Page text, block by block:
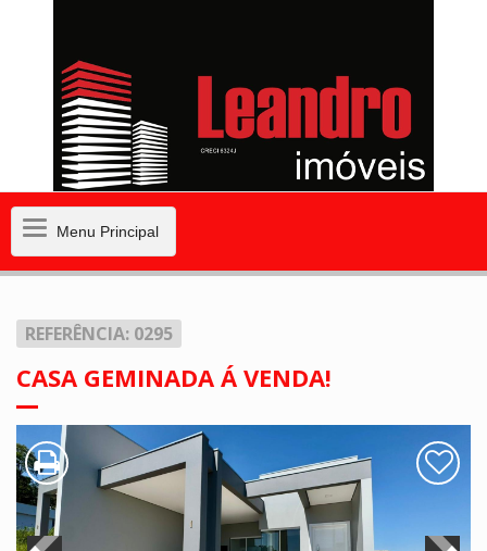
MenuMenu Principal
REFERÊNCIA: 0295
CASA GEMINADA Á VENDA!